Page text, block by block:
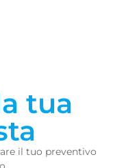
tua
il tuo preventivo